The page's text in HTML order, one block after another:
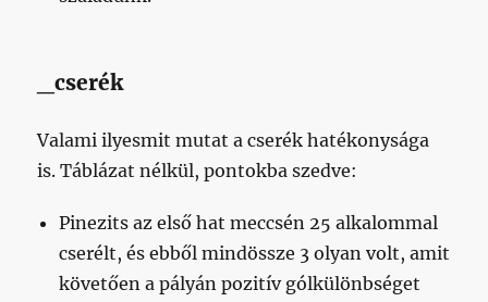
_cserék
Valami ilyesmit mutat a cserék hatékonysága
is. Táblázat nélkül, pontokba szedve:
Pinezits az első hat meccsén 25 alkalommal
cserélt, és ebből mindössze 3 olyan volt, amit
követően a pályán pozitív gólkülönbséget